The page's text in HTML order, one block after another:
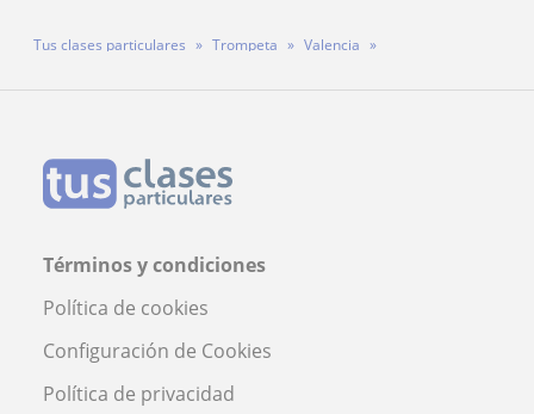
Tus clases particulares Trompeta
Valencia
Términos y condiciones
Política de cookies
Configuración de Cookies
Política de privacidad